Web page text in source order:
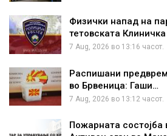
Физички напад на
тетовската
7 Aug, 2026 во 13:16 часот.
Распишани
во Брвеница: Гаши…
7 Aug, 2026 во 13:12 часот.
Пожарната состојба